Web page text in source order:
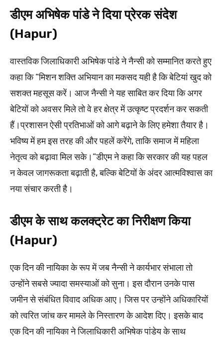
डीएम अभिषेक पांडे ने दिया प्रेरक संदेश
(Hapur)
वास्तविक जिलाधिकारी अभिषेक पांडे ने नैन्सी को सम्मानित करते हुए
कहा कि “मिशन शक्ति अभियान का मकसद यही है कि बेटियां खुद को
सशक्त महसूस करें। आज नैन्सी ने यह साबित कर दिया कि अगर
बेटियों को अवसर मिले तो वे हर क्षेत्र में उत्कृष्ट प्रदर्शन कर सकती
हैं।प्रशासन ऐसी प्रतिभाओं को आगे बढ़ाने के लिए हमेशा तैयार है।
भविष्य में हम इस तरह की और पहलें करेंगे, ताकि समाज में महिला
नेतृत्व को बढ़ावा मिल सके।”डीएम ने कहा कि सरकार की यह पहल
न केवल जागरूकता बढ़ाती है, बल्कि बेटियों के अंदर आत्मविश्वास का
नया संचार करती है।
डीएम के साथ कलक्ट्रेट का निरीक्षण किया
(Hapur)
एक दिन की नायिका के रूप में जब नैन्सी ने कार्यभार संभाला तो
उन्होंने सबसे ज्यादा समस्याओं को सुना। इस दौरान उनके पास
जमीन से संबंधित विवाद अधिक आए। जिस पर उन्होंने अधिकारियों
को त्वरित जांच कर मामले के निस्तारण के आदेश दिए। इसके बाद
एक दिन की नायिका ने जिलाधिकारी अभिषेक पांडेय के साथ